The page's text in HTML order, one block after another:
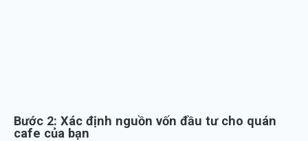
Bước 2: Xác định nguồn vốn đầu tư cho quán
cafe của bạn